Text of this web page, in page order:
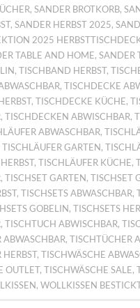
,SANDER BROTKORB,
,SANDER HERBST 2025,
2025
TABLE AND HOME,SANDER
,TISCHBAND HERBST,
,TISCHDECKE
,TISCHDECKE KÜCHE,
,TISCHDECKEN ABWISCHBAR,
ABWASCHBAR,
TISCHLÄUFER GARTEN,
,TISCHLÄUFER KÜCHE,
,TISCHSET GARTEN,TISCHSET
,TISCHSETS ABWASCHBAR,
GOBELIN,TISCHSETS
,TISCHTUCH ABWISCHBAR,
ABWASCHBAR,TISCHTÜCHER
HERBST,TISCHWÄSCHE
OUTLET,TISCHWÄSCHE SALE,
,WOLLKISSEN